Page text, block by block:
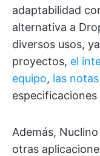
adaptabilidad
alternativa a
diversos usos,
proyectos, el
equipo, las
Además,
otras